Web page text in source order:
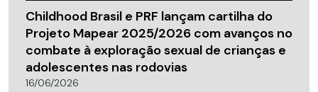
Childhood Brasil e PRF lançam cartilha do
Projeto Mapear 2025/2026 com avanços no
combate à exploração sexual de crianças e
adolescentes nas rodovias
16/06/2026